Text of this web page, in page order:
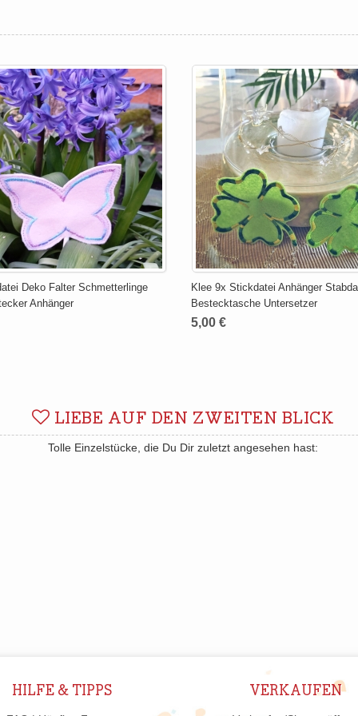
Deko Falter Schmetterlinge
Anhänger
Klee 9x Stickdatei Anhänger
Bestecktasche Untersetzer
5,00 €
LIEBE AUF DEN ZWEITEN BLICK
Tolle Einzelstücke, die Du Dir zuletzt angesehen hast:
HILFE & TIPPS VERKAUFEN